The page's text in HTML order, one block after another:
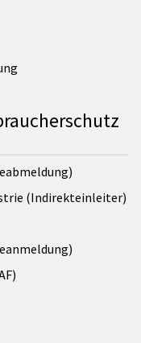
(Indirekteinleiter)